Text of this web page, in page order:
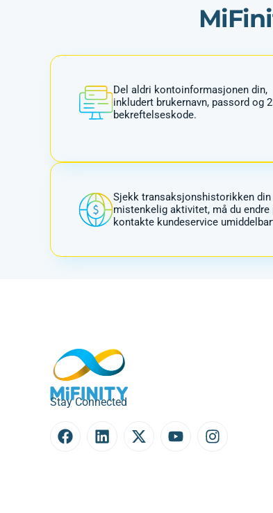
Del aldri kontoinformasjonen din,
inkludert brukernavn, passord og
bekreftelseskode.
Sjekk transaksjonshistorikken
mistenkelig aktivitet, må du
kontakte kundeservice
Stay Connected